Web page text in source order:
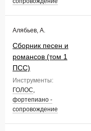
Алябьев, А.
Сборник песен и
романсов (том 1
ПСС)
Инструменты:
ГОЛОС,
фортепиано -
сопровождение